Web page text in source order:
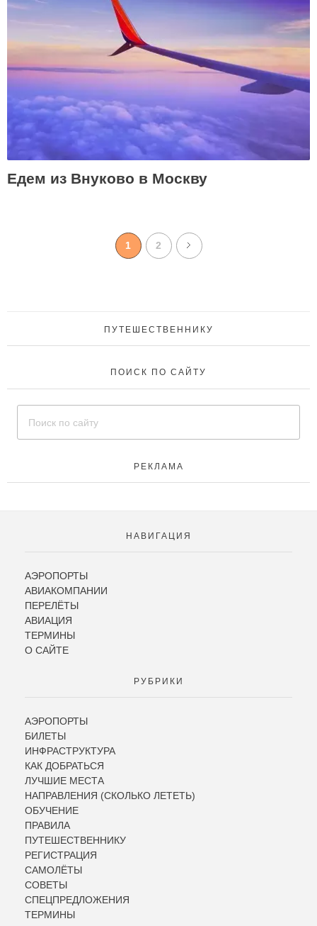
Едем из Внуково в Москву
1 2
ПУТЕШЕСТВЕННИКУ
ПОИСК ПО САЙТУ
РЕКЛАМА
НАВИГАЦИЯ
АЭРОПОРТЫ
АВИАКОМПАНИИ
ПЕРЕЛЁТЫ
АВИАЦИЯ
ТЕРМИНЫ
О САЙТЕ
РУБРИКИ
АЭРОПОРТЫ
БИЛЕТЫ
ИНФРАСТРУКТУРА
КАК ДОБРАТЬСЯ
ЛУЧШИЕ МЕСТА
НАПРАВЛЕНИЯ (СКОЛЬКО ЛЕТЕТЬ)
ОБУЧЕНИЕ
ПРАВИЛА
ПУТЕШЕСТВЕННИКУ
РЕГИСТРАЦИЯ
САМОЛЁТЫ
СОВЕТЫ
СПЕЦПРЕДЛОЖЕНИЯ
ТЕРМИНЫ